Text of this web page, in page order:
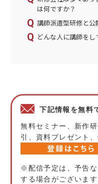
は何ですか？
講師派遣型研修と公
どんな人に講師をし
下記情報を無料
無料セミナー、新作
引、資料プレゼント
※配信予定は、予告
する場合がございま